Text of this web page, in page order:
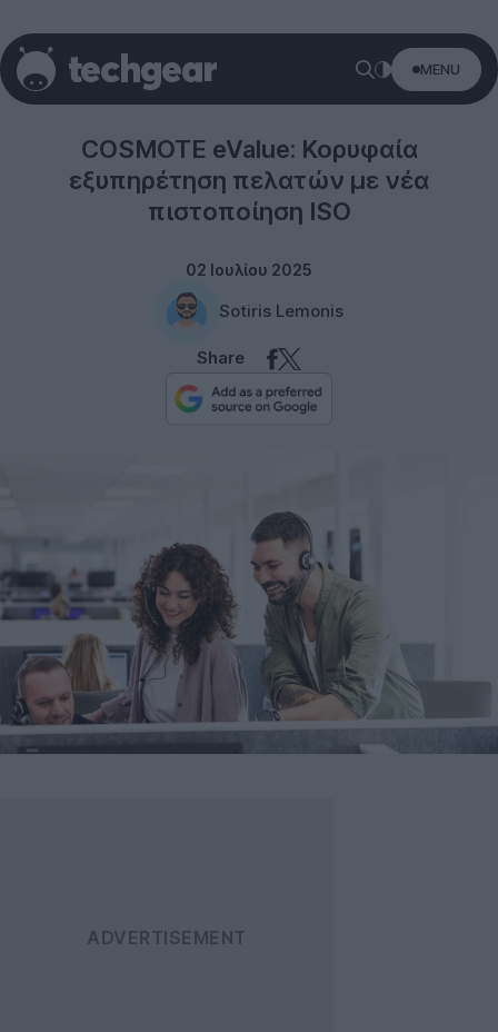
MENU
COSMOTE eValue: Κορυφαία
εξυπηρέτηση πελατών με νέα
πιστοποίηση ISO
02 Ιουλίου 2025
Sotiris Lemonis
Share